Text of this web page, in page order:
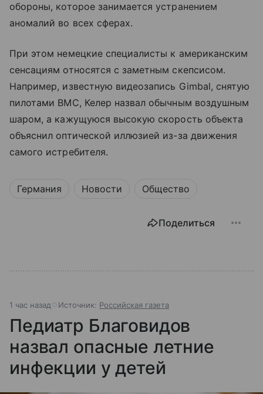
обороны, которое занимается устранением
аномалий во всех сферах.
При этом немецкие специалисты к американским
сенсациям относятся с заметным скепсисом.
Например, известную видеозапись Gimbal, снятую
пилотами ВМС, Келер назвал обычным воздушным
шаром, а кажущуюся высокую скорость объекта
объяснил оптической иллюзией из-за движения
самого истребителя.
Германия Новости Общество
Поделиться
1 час назад Источник: Российская газета
Педиатр Благовидов
назвал опасные летние
инфекции у детей